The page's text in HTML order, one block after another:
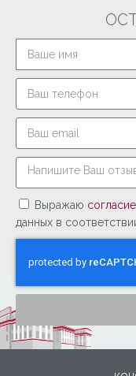
Выражаю согласие
данных в